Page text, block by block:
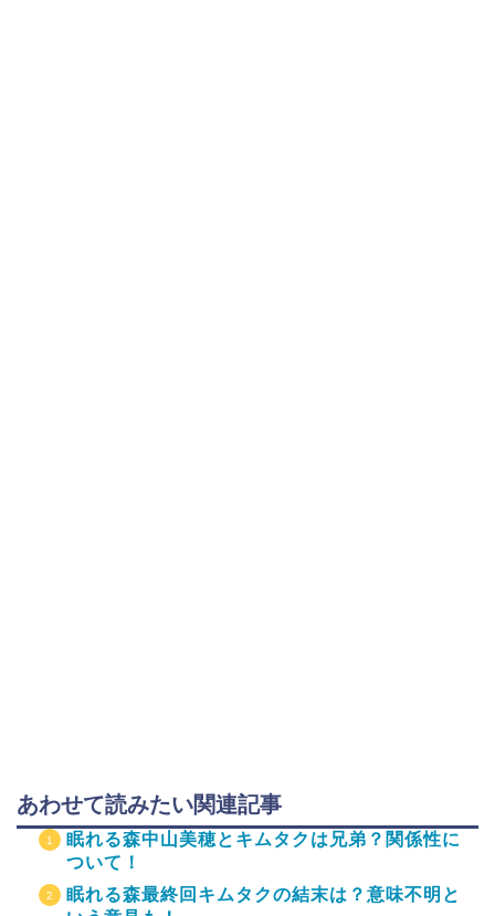
あわせて読みたい関連記事
眠れる森中山美穂とキムタクは兄弟？関係性に
ついて！
眠れる森最終回キムタクの結末は？意味不明と